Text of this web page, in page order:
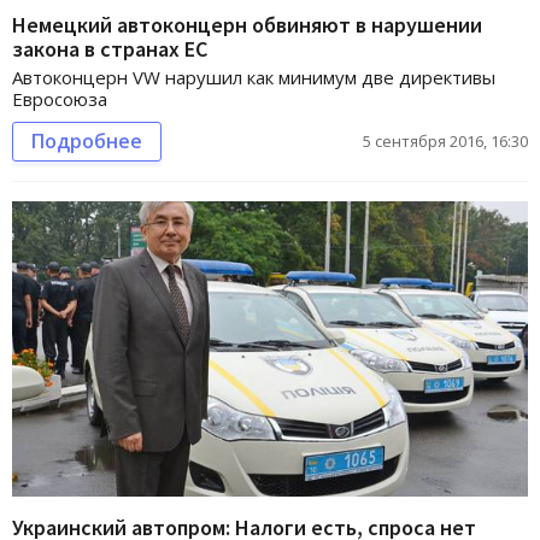
Немецкий автоконцерн обвиняют в нарушении
закона в странах ЕС
Автоконцерн VW нарушил как минимум две директивы
Евросоюза
Подробнее 5 сентября 2016, 16:30
Украинский автопром: Налоги есть, спроса нет